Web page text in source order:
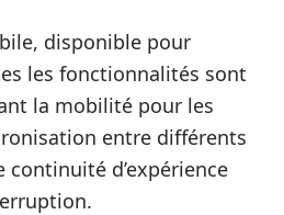
disponible pour
les fonctionnalités sont
la mobilité pour les
entre différents
continuité d’expérience